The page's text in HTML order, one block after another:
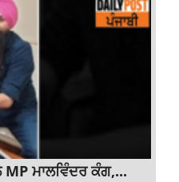
ਮਾਲਵਿੰਦਰ ਕੰਗ,...